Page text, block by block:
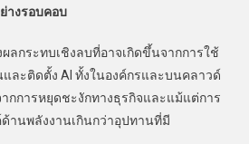
างรอบคอบ
ระทบเชิงลบที่อาจเกิดขึ้นจากการใช้
ละติดตั้ง AI ทั้งในองค์กรและบนคลาวด์
กการหยุดชะงักทางธุรกิจและแม้แต่การ
านพลังงานเกินกว่าอุปทานที่มี